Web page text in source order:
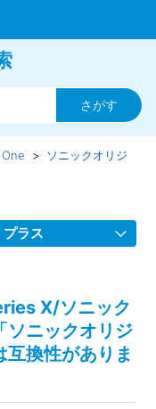
ソニックオリジ
ラス
合わせ先はどこで
リジンズ・プラ
で見られますか
X/ソニック
ソニックオリジ
互換性がありま